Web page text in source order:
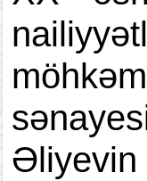
Əliyevin